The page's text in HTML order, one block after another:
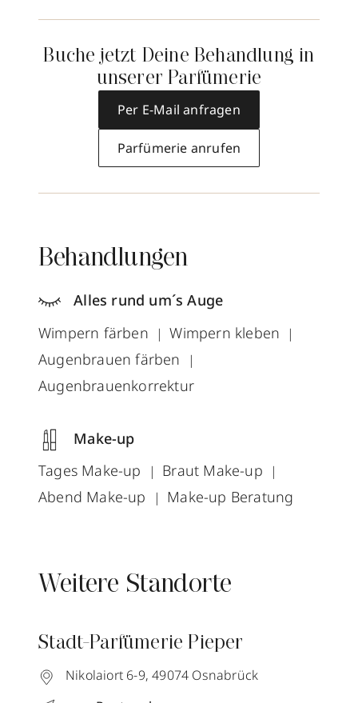
Buche jetzt Deine Behandlung in
unserer Parfümerie
Per E-Mail anfragen
Parfümerie anrufen
Behandlungen
Alles rund um´s Auge
Wimpern färben
Wimpern kleben
Augenbrauen färben
Augenbrauenkorrektur
Make-up
Tages Make-up
Braut Make-up
Abend Make-up
Make-up Beratung
Weitere Standorte
Stadt-Parfümerie Pieper
Nikolaiort 6-9, 49074 Osnabrück